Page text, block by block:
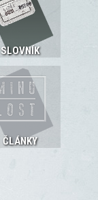
SLOVNÍK
ČLÁNKY